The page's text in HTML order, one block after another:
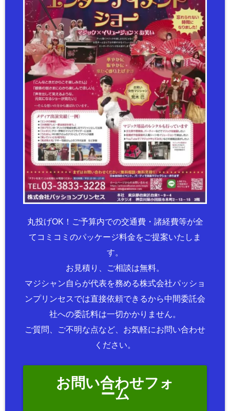
丸投げOK！ご予算内での交通費・諸経費等が全
てコミコミのパッケージ料金をご提案いたしま
す。
お見積り、ご相談は無料。
マジシャン自らが代表を務める株式会社パッショ
ンプリンセスでは直接依頼できるから中間委託会
社への委託料は一切かかりません。
ご質問、ご不明な点など、お気軽にお問い合わせ
ください。
お問い合わせフォ
ーム